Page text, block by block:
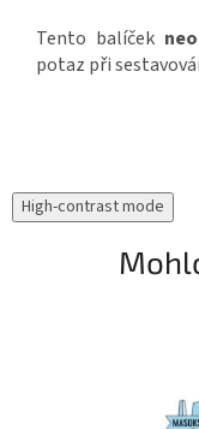
Tento balíček
potaz při
High-contrast mode